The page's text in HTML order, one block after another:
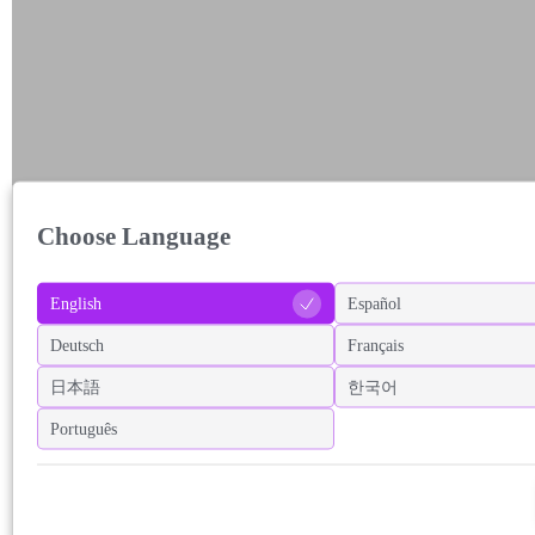
Choose Language
English Español
Deutsch Français
日本語 한국어
Português